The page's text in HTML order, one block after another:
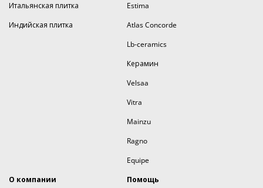
Итальянская плитка
Индийская плитка
Estima
Atlas Concorde
Lb-ceramics
Керамин
Velsaa
Vitra
Mainzu
Ragno
Equipe
О компании
Помощь